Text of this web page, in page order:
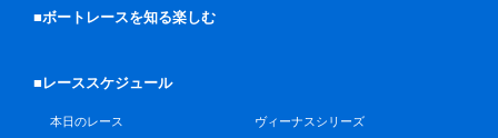
■ボートレースを知る楽しむ
■レーススケジュール
本日のレース
ヴィーナスシリーズ